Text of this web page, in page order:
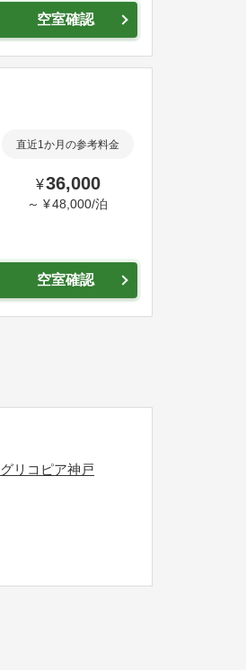
空室確認
直近1か月の参考料金
¥36,000
～ ¥48,000/泊
空室確認
グリコピア神戸